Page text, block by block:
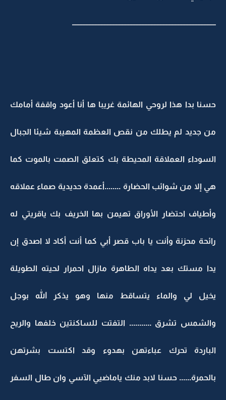
ـــــــــــــــــــــــــــــــــــــــــــــــــــــــــــــــــــــــــــــــــــــــــــــــ
حسنا بدا هذا لروحي الهائمة غريبا ها أنا أعود واقفة أمامك
من جديد لم يطلك من نقص العظمة المهيبة شيئا الجبال
السوداء العملاقة المحيطة بك كتعلق الصمت بالموت كما
هي إلا من شوائب الحضارة ........أعمدة حديدية صماء عملاقه
وأطياف احتضار الأوراق تهيمن بها الخريف بك ياقريتي له
رائحة محزنة وأنت يا باب قصر أبي كما أنت أكاد لا اصدق إن
يدا مستك بعد يداه الطاهرة مازال احمرار لحيته الطويلة
يخيل لي والماء يتساقط منها وهو يذكر الله بوجل
والشمس تشرق ........... التفتت للساكنتين خلفها والريح
الباردة تحرك عباءتهن بهدوء وقد اكتست بشرتهن
بالحمرة...... حسنا لابد منك ياماضيي الآسي وان طال السفر